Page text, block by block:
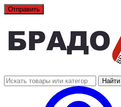
Отправить
Найти